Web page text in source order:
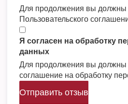
Для продолжения вы должны
Пользовательского
Я согласен на обработку
данных
Для продолжения вы должны
соглашение на обработку
Отправить отзыв